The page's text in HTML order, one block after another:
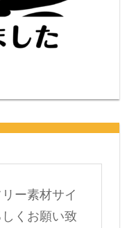
ー素材サイ
くお願い致